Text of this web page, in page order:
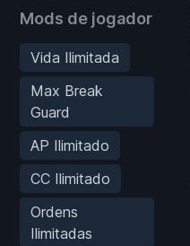
Mods de jogador
Vida Ilimitada
Max Break
Guard
AP Ilimitado
CC Ilimitado
Ordens
Ilimitadas